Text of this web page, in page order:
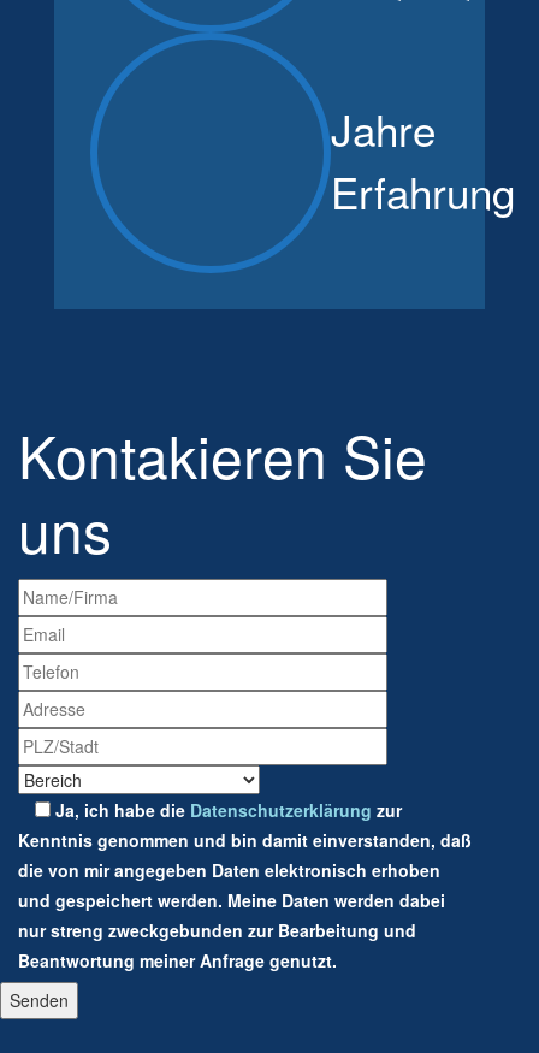
Jahre
Erfahrung
Kontakieren Sie
uns
Ja, ich habe die Datenschutzerklärung zur
Kenntnis genommen und bin damit einverstanden, daß
die von mir angegeben Daten elektronisch erhoben
und gespeichert werden. Meine Daten werden dabei
nur streng zweckgebunden zur Bearbeitung und
Beantwortung meiner Anfrage genutzt.